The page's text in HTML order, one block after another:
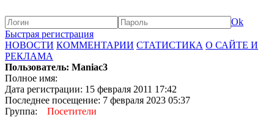
Ok
Быстрая регистрация
НОВОСТИ КОММЕНТАРИИ СТАТИСТИКА О САЙТЕ И
РЕКЛАМА
Пользователь: Maniac3
Полное имя:
Дата регистрации: 15 февраля 2011 17:42
Последнее посещение: 7 февраля 2023 05:37
Группа: Посетители